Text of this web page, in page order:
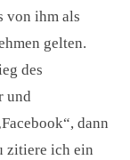
von ihm als
gelten.
des
und
dann
zitiere ich ein